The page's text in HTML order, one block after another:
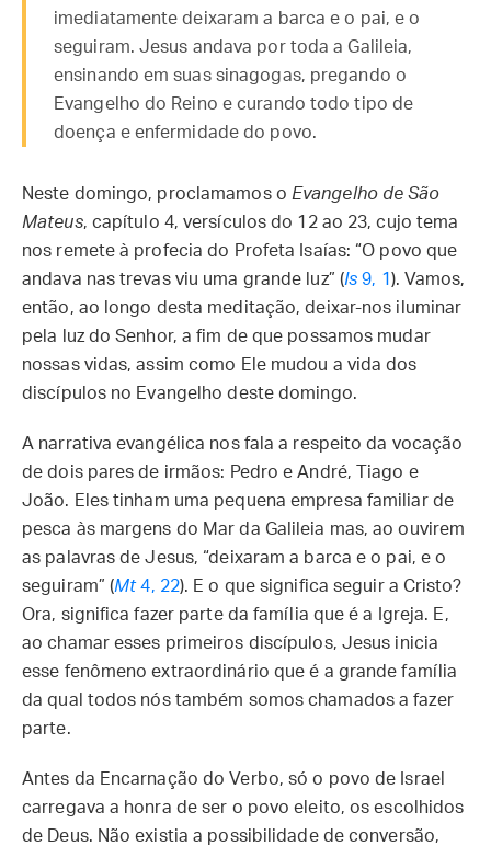
imediatamente deixaram a barca e o pai, e o
seguiram. Jesus andava por toda a Galileia,
ensinando em suas sinagogas, pregando o
Evangelho do Reino e curando todo tipo de
doença e enfermidade do povo.
Neste domingo, proclamamos o Evangelho de São
Mateus, capítulo 4, versículos do 12 ao 23, cujo tema
nos remete à profecia do Profeta Isaías: “O povo que
andava nas trevas viu uma grande luz” (Is 9, 1 ). Vamos,
então, ao longo desta meditação, deixar-nos iluminar
pela luz do Senhor, a fim de que possamos mudar
nossas vidas, assim como Ele mudou a vida dos
discípulos no Evangelho deste domingo.
A narrativa evangélica nos fala a respeito da vocação
de dois pares de irmãos: Pedro e André, Tiago e
João. Eles tinham uma pequena empresa familiar de
pesca às margens do Mar da Galileia mas, ao ouvirem
as palavras de Jesus, “deixaram a barca e o pai, e o
seguiram” (Mt4, 22). E o que significa seguir a Cristo?
Ora, significa fazer parte da família que é a Igreja. E,
ao chamar esses primeiros discípulos, Jesus inicia
esse fenômeno extraordinário que é a grande família
da qual todos nós também somos chamados a fazer
parte.
Antes da Encarnação do Verbo, só o povo de Israel
carregava a honra de ser o povo eleito, os escolhidos
de Deus. Não existia a possibilidade de conversão,